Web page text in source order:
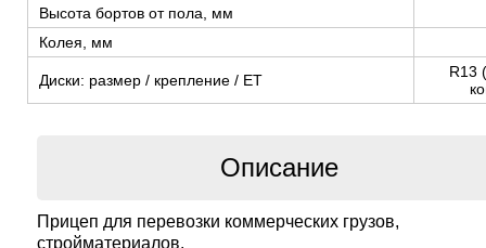
Высота бортов от пола, мм
Колея, мм
Диски: размер / крепление / ЕТ
R13
Описание
Прицеп для перевозки коммерческих грузов,
стройматериалов.